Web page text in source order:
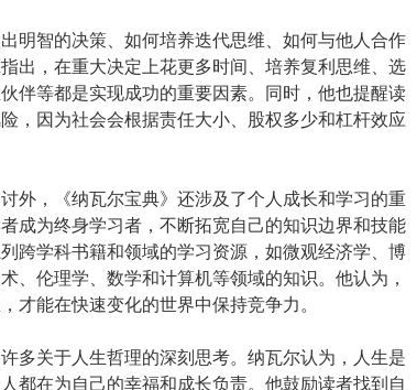
明智的决策、如何培养迭代思维、如何与他人合作
出，在重大决定上花更多时间、培养复利思维、选
伴等都是实现成功的重要因素。同时，他也提醒读
，因为社会会根据责任大小、股权多少和杠杆效应
外，《纳瓦尔宝典》还涉及了个人成长和学习的重
成为终身学习者，不断拓宽自己的知识边界和技能
跨学科书籍和领域的学习资源，如微观经济学、博
、伦理学、数学和计算机等领域的知识。他认为，
才能在快速变化的世界中保持竞争力。
多关于人生哲理的深刻思考。纳瓦尔认为，人生是
都在为自己的幸福和成长负责。他鼓励读者找到自